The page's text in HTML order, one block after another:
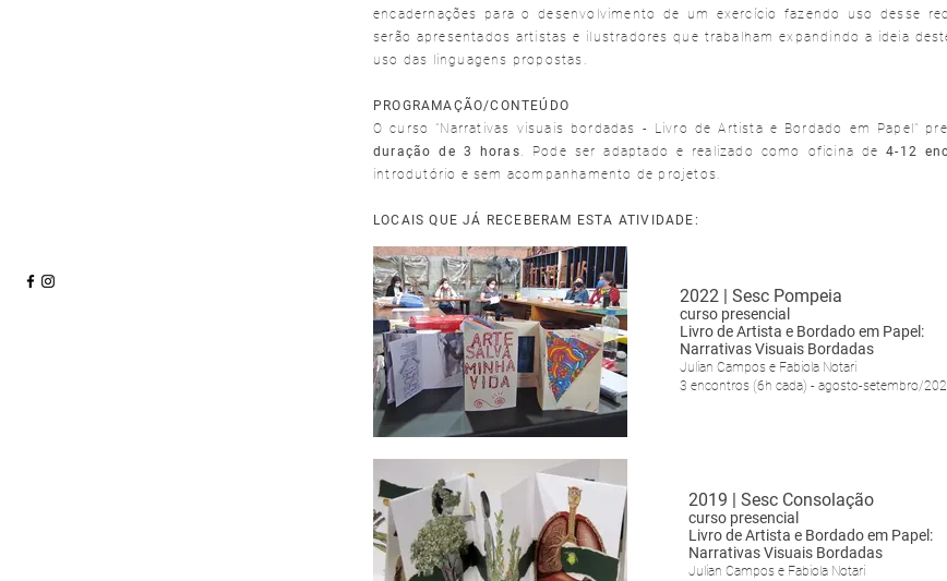
encadernações para o desenvolvimento de um exercício fazendo uso desse
serão apresentados artistas e ilustradores que trabalham expandindo a ideia
uso das linguagens propostas.
PROGRAMAÇÃO/CONTEÚDO
O curso "Narrativas visuais bordadas - Livro de Artista e Bordado em Papel"
duração de 3 horas. Pode ser adaptado e realizado como oficina de4-12
introdutório e sem acompanhamento de projetos.
LOCAIS QUE JÁ RECEBERAM ESTA ATIVIDADE:
2022 | Sesc Pompeia
curso presencial
Livro de Artista e Bordado em Papel:
Narrativas Visuais Bordadas
Julian Campos e Fabiola Notari
3 encontros (6h cada) - agosto-setembro/
2019 | Sesc Consolação
curso presencial
Livro de Artista e Bordado em Papel:
Narrativas Visuais Bordadas
Julian Campos e Fabiola Notari